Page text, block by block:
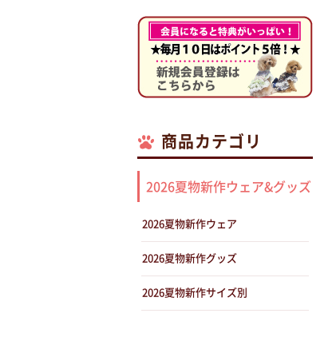
商品カテゴリ
2026夏物新作ウェア&グッズ
2026夏物新作ウェア
2026夏物新作グッズ
2026夏物新作サイズ別